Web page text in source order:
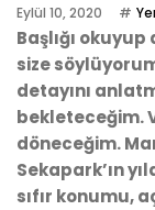
Eylül 10, 2020
Başlığı
size
detayını
bekleteceğim.
döneceğim.
Sekapark’ın
sıfır konumu,